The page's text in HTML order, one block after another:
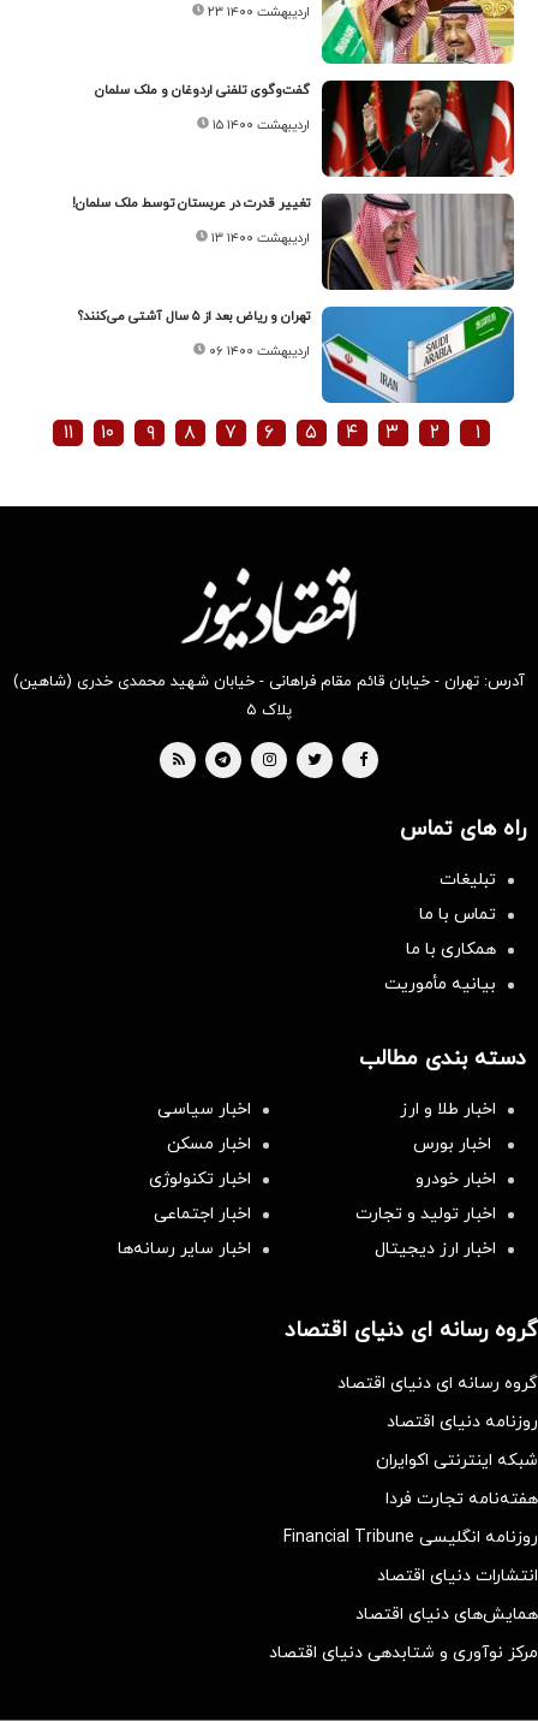
۲۳ اردیبهشت ۱۴۰۰
گفت‌وگوی تلفنی اردوغان و ملک سلمان
۱۵ اردیبهشت ۱۴۰۰
تغییر قدرت در عربستان توسط ملک سلمان!
۱۳ اردیبهشت ۱۴۰۰
تهران و ریاض بعد از ۵ سال آشتی می‌کنند؟
۰۶ اردیبهشت ۱۴۰۰
۱ ۲ ۳ ۴ ۵ ۶ ۷ ۸ ۹ ۱۰ ۱۱
آدرس: تهران - خیابان قائم مقام فراهانی - خیابان شهید محمدی خدری (شاهین)
پلاک ۵
راه های تماس
تبلیغات
تماس با ما
همکاری با ما
بیانیه مأموریت
دسته بندی مطالب
اخبار طلا و ارز
اخبار سیاسی
اخبار بورس
اخبار مسکن
اخبار خودرو
اخبار تکنولوژی
اخبار تولید و تجارت
اخبار اجتماعی
اخبار ارز دیجیتال
اخبار سایر رسانه‌‌ها
گروه رسانه ای دنیای اقتصاد
گروه رسانه ای دنیای اقتصاد
روزنامه دنیای اقتصاد
شبکه اینترنتی اکوایران
هفته‌نامه تجارت فردا
روزنامه انگلیسی Financial Tribune
انتشارات دنیای اقتصاد
همایش‌های دنیای اقتصاد
مرکز نوآوری و شتابدهی دنیای اقتصاد